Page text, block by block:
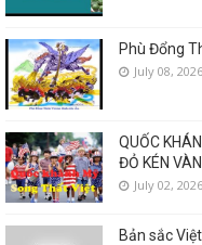
Phù Đổng
July 08, 2026
QUỐC
ĐỎ KÉN
July 02, 2026
Bản sắc